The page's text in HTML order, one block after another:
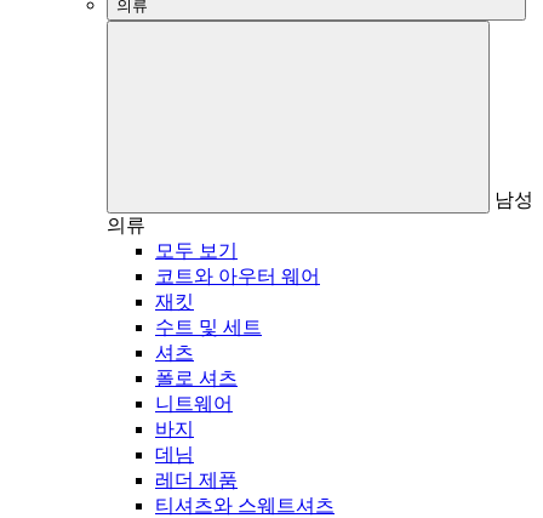
의류
남성
의류
모두 보기
코트와 아우터 웨어
재킷
수트 및 세트
셔츠
폴로 셔츠
니트웨어
바지
데님
레더 제품
티셔츠와 스웨트셔츠